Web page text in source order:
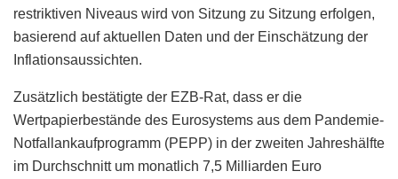
restriktiven Niveaus wird von Sitzung zu Sitzung erfolgen,
basierend auf aktuellen Daten und der Einschätzung der
Inflationsaussichten.
Zusätzlich bestätigte der EZB-Rat, dass er die
Wertpapierbestände des Eurosystems aus dem Pandemie-
Notfallankaufprogramm (PEPP) in der zweiten Jahreshälfte
im Durchschnitt um monatlich 7,5 Milliarden Euro